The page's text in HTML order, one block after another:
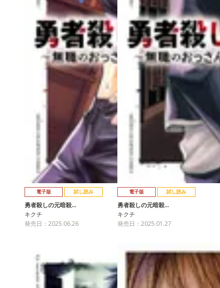
電子版 試し読み
勇者殺しの元暗殺…
キクチ
発売日：2025.06.26
電子版 試し読み
勇者殺しの元暗殺…
キクチ
発売日：2025.01.27